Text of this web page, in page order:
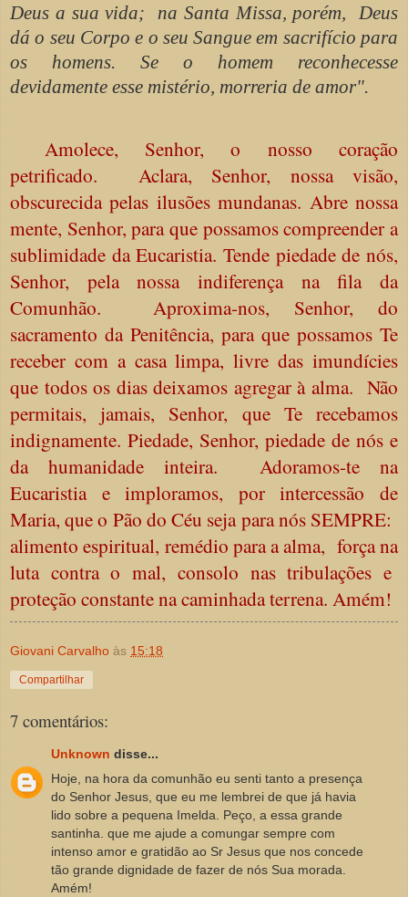
Deus a sua vida; na Santa Missa, porém, Deus
dá o seu Corpo e o seu Sangue em sacrifício para
os homens. Se o homem reconhecesse
devidamente esse mistério, morreria de amor".
Amolece, Senhor, o nosso coração
petrificado. Aclara, Senhor, nossa visão,
obscurecida pelas ilusões mundanas. Abre nossa
mente, Senhor, para que possamos compreender a
sublimidade da Eucaristia. Tende piedade de nós,
Senhor, pela nossa indiferença na fila da
Comunhão. Aproxima-nos, Senhor, do
sacramento da Penitência, para que possamos Te
receber com a casa limpa, livre das imundícies
que todos os dias deixamos agregar à alma. Não
permitais, jamais, Senhor, que Te recebamos
indignamente. Piedade, Senhor, piedade de nós e
da humanidade inteira. Adoramos-te na
Eucaristia e imploramos, por intercessão de
Maria, que o Pão do Céu seja para nós SEMPRE:
alimento espiritual, remédio para a alma, força na
luta contra o mal, consolo nas tribulações e
proteção constante na caminhada terrena. Amém!
Giovani Carvalho às 15:18
Compartilhar
7 comentários:
Unknown disse...
Hoje, na hora da comunhão eu senti tanto a presença
do Senhor Jesus, que eu me lembrei de que já havia
lido sobre a pequena Imelda. Peço, a essa grande
santinha. que me ajude a comungar sempre com
intenso amor e gratidão ao Sr Jesus que nos concede
tão grande dignidade de fazer de nós Sua morada.
Amém!